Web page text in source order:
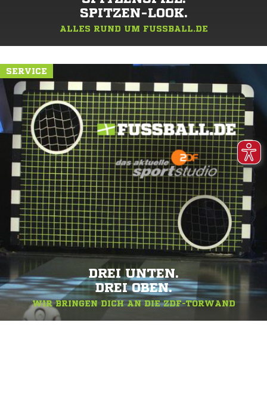
SPITZEN-LOOK.
ALLES RUND UM FUSSBALL.DE
SERVICE
DREI UNTEN.
DREI OBEN.
WIR BRINGEN DICH AN DIE ZDF-TORWAND